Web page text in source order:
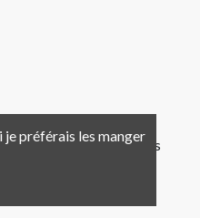
Tous droits réservés
je préférais les manger